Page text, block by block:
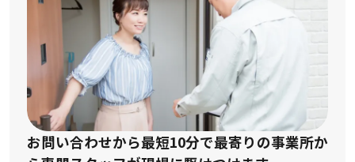
お問い合わせから最短10分で最寄りの事業所か